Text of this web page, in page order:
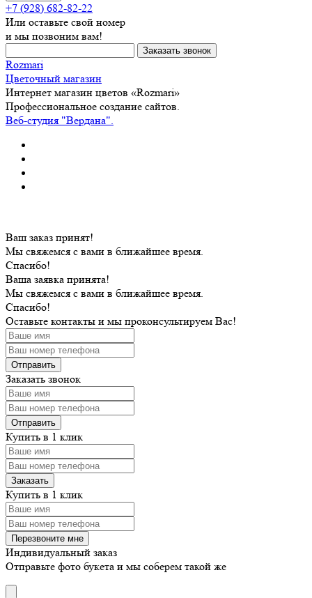
+7 (928) 682-82-22
Или оставьте свой номер
и мы позвоним вам!
Rozmari
Цветочный магазин
Интернет магазин цветов «Rozmari»
Профессиональное создание сайтов.
Веб-студия "Вердана".
Ваш заказ принят!
Мы свяжемся с вами в ближайшее время.
Спасибо!
Ваша заявка принята!
Мы свяжемся с вами в ближайшее время.
Спасибо!
Оставьте контакты и мы проконсультируем Вас!
Заказать звонок
Купить в 1 клик
Купить в 1 клик
Индивидуальный заказ
Отправьте фото букета и мы соберем такой же